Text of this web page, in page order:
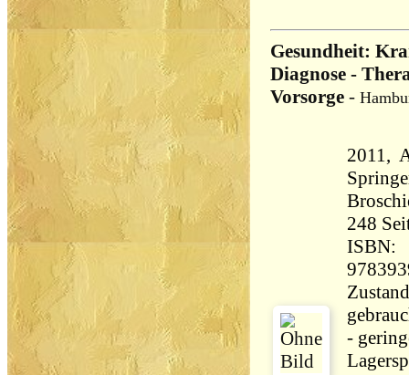
Gesundheit:
Diagnose -
Vorsorge -
2011,
248 Seiten
ISBN:
-